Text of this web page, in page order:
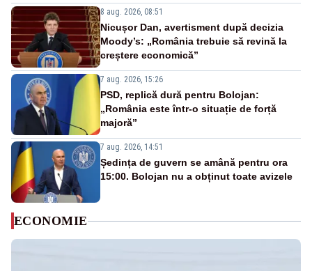
8 aug. 2026, 08:51
Nicușor Dan, avertisment după decizia
Moody’s: „România trebuie să revină la
creștere economică”
7 aug. 2026, 15:26
PSD, replică dură pentru Bolojan:
„România este într-o situație de forță
majoră”
7 aug. 2026, 14:51
Ședința de guvern se amână pentru ora
15:00. Bolojan nu a obținut toate avizele
ECONOMIE